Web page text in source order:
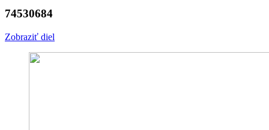
74530684
Zobraziť diel